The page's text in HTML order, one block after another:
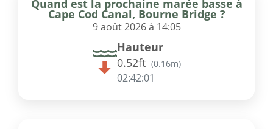
Quand est la prochaine marée basse à
Cape Cod Canal, Bourne Bridge ?
9 août 2026 à 14:05
Hauteur
0.52ft (0.16m)
02:42:01